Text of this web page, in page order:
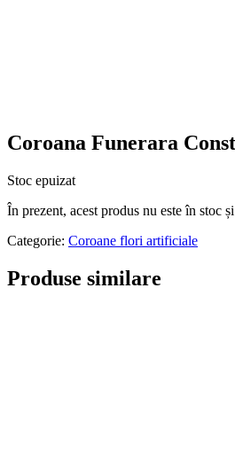
Coroana Funerara
Stoc epuizat
În prezent, acest produs nu este în stoc
Categorie: Coroane flori artificiale
Produse similare